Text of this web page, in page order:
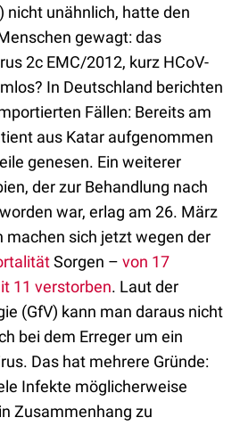
nicht unähnlich, hatte den
gewagt: das
2c EMC/2012, kurz HCoV-
In Deutschland berichten
Fällen: Bereits am
aus Katar aufgenommen
genesen. Ein weiterer
der zur Behandlung nach
war, erlag am 26. März
machen sich jetzt wegen der
Sorgen – von 17
11 verstorben. Laut der
(GfV) kann man daraus nicht
bei dem Erreger um ein
Das hat mehrere Gründe:
Infekte möglicherweise
Zusammenhang zu